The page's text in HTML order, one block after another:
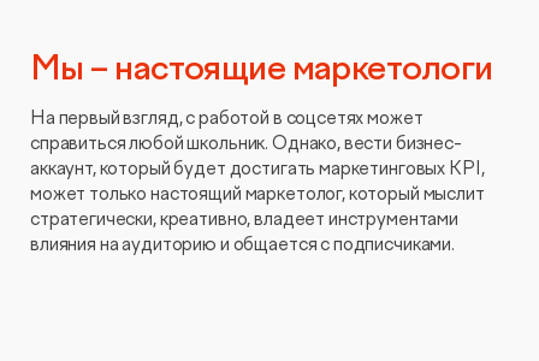
Мы – настоящие маркетологи
На первый взгляд, с работой в соцсетях может
справиться любой школьник. Однако, вести бизнес-
аккаунт, который будет достигать маркетинговых KPI,
может только настоящий маркетолог, который мыслит
стратегически, креативно, владеет инструментами
влияния на аудиторию и общается с подписчиками.